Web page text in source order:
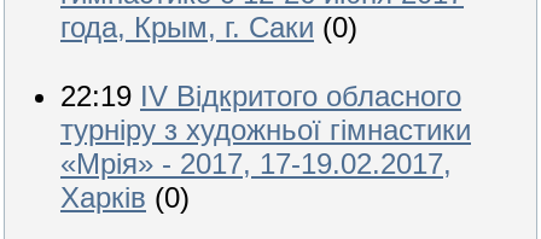
года, Крым, г. Саки (0)
22:19 IV Відкритого обласного
турніру з художньої гімнастики
«Мрія» - 2017, 17-19.02.2017,
Харків (0)